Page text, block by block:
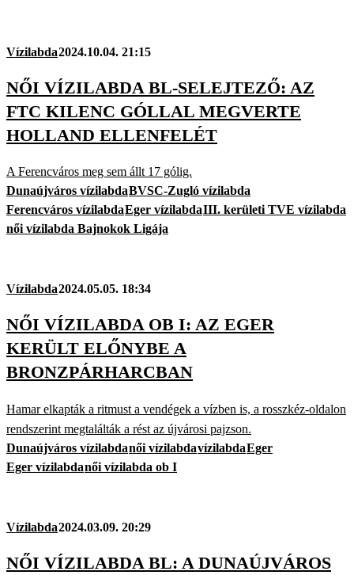
Vízilabda2024.10.04. 21:15
NŐI VÍZILABDA BL-SELEJTEZŐ: AZ
FTC KILENC GÓLLAL MEGVERTE
HOLLAND ELLENFELÉT
A Ferencváros meg sem állt 17 gólig.
Dunaújváros vízilabdaBVSC-Zugló vízilabda
Ferencváros vízilabdaEger vízilabdaIII. kerületi TVE vízilabda
női vízilabda Bajnokok Ligája
Vízilabda2024.05.05. 18:34
NŐI VÍZILABDA OB I: AZ EGER
KERÜLT ELŐNYBE A
BRONZPÁRHARCBAN
Hamar elkapták a ritmust a vendégek a vízben is, a rosszkéz-oldalon
rendszerint megtalálták a rést az újvárosi pajzson.
Dunaújváros vízilabdanői vízilabdavízilabdaEger
Eger vízilabdanői vízilabda ob I
Vízilabda2024.03.09. 20:29
NŐI VÍZILABDA BL: A DUNAÚJVÁROS